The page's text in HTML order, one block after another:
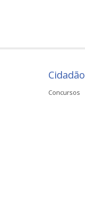
Cidadão
Concursos